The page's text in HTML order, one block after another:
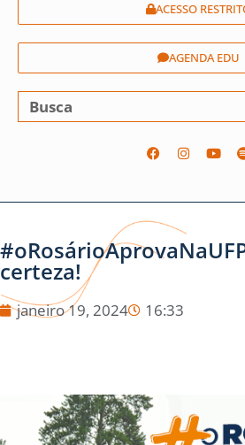
ACESSO
AGENDA EDU
certeza!
janeiro 19, 2024 16:33